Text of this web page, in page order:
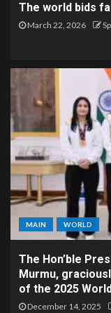
The world bids
March 22, 2026
MAIN WORLD
The Hon’ble
Murmu,
of the 2025
December 14, 2025